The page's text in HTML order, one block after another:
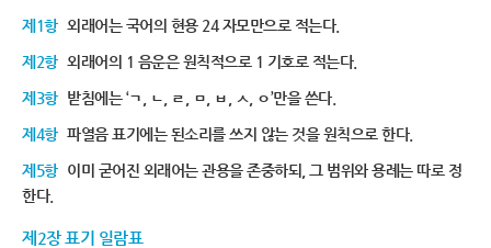
제1항 외래어는 국어의 현용 24 자모만으로 적는다.
제2항 외래어의 1 음운은 원칙적으로 1 기호로 적는다.
제3항 받침에는 ‘ㄱ, ㄴ, ㄹ, ㅁ, ㅂ, ㅅ, ㅇ’만을 쓴다.
제4항 파열음 표기에는 된소리를 쓰지 않는 것을 원칙으로 한다.
제5항 이미 굳어진 외래어는 관용을 존중하되, 그 범위와 용례는 따로 정
한다.
제2장 표기 일람표